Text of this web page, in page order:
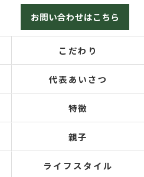
お問い合わせはこちら
こだわり
代表あいさつ
特徴
親子
ライフスタイル